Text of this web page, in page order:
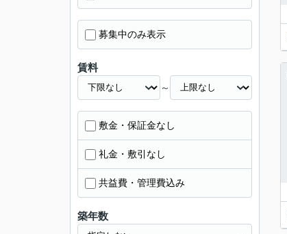
募集中のみ表示
賃料
～
敷金・保証金なし
礼金・敷引なし
共益費・管理費込み
築年数